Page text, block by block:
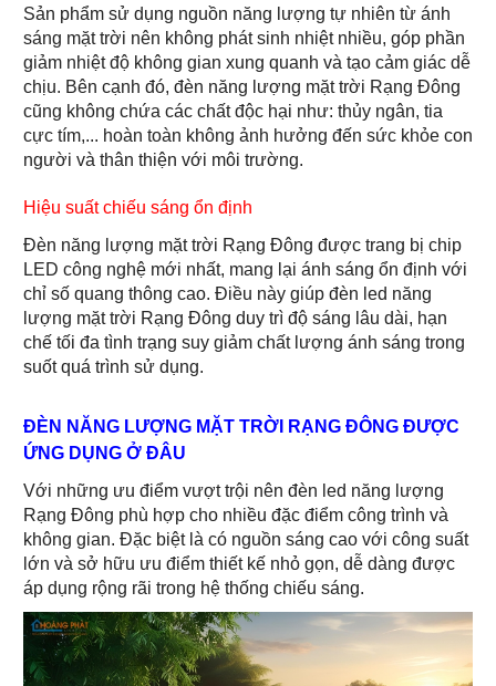
Sản phẩm sử dụng nguồn năng lượng tự nhiên từ ánh
sáng mặt trời nên không phát sinh nhiệt nhiều, góp phần
giảm nhiệt độ không gian xung quanh và tạo cảm giác dễ
chịu. Bên cạnh đó, đèn năng lượng mặt trời Rạng Đông
cũng không chứa các chất độc hại như: thủy ngân, tia
cực tím,... hoàn toàn không ảnh hưởng đến sức khỏe con
người và thân thiện với môi trường.
Hiệu suất chiếu sáng ổn định
Đèn năng lượng mặt trời Rạng Đông được trang bị chip
LED công nghệ mới nhất, mang lại ánh sáng ổn định với
chỉ số quang thông cao. Điều này giúp đèn led năng
lượng mặt trời Rạng Đông duy trì độ sáng lâu dài, hạn
chế tối đa tình trạng suy giảm chất lượng ánh sáng trong
suốt quá trình sử dụng.
ĐÈN NĂNG LƯỢNG MẶT TRỜI RẠNG ĐÔNG ĐƯỢC
ỨNG DỤNG Ở ĐÂU
Với những ưu điểm vượt trội nên đèn led năng lượng
Rạng Đông phù hợp cho nhiều đặc điểm công trình và
không gian. Đặc biệt là có nguồn sáng cao với công suất
lớn và sở hữu ưu điểm thiết kế nhỏ gọn, dễ dàng được
áp dụng rộng rãi trong hệ thống chiếu sáng.